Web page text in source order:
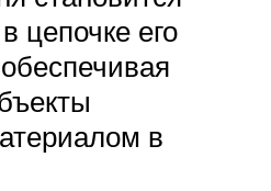
цепочке его
в